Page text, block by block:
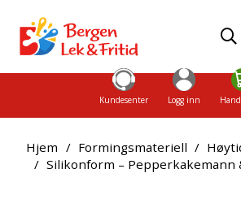
Kundesenter Logg inn
Hjem / Formingsmateriell /
/ Silikonform – Pepperkakemann